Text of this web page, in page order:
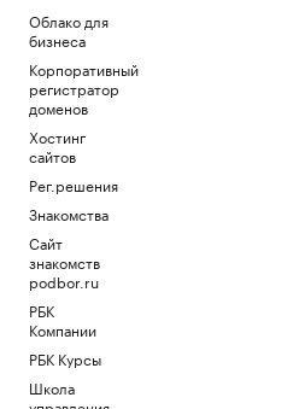
Облако для
бизнеса
Корпоративный
регистратор
доменов
Хостинг
сайтов
Рег.решения
Знакомства
Сайт
знакомств
podbor.ru
РБК
Компании
РБК Курсы
Школа